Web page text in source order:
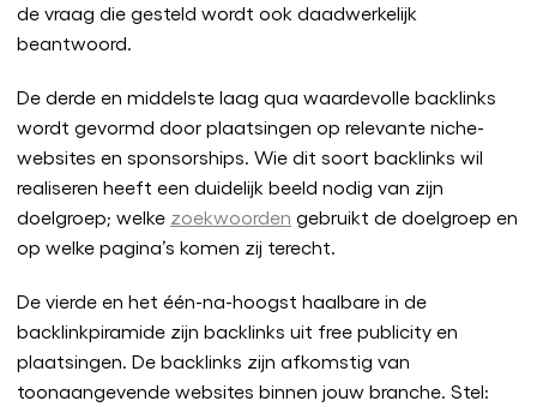
de vraag die gesteld wordt ook daadwerkelijk
beantwoord.
De derde en middelste laag qua waardevolle backlinks
wordt gevormd door plaatsingen op relevante niche-
websites en sponsorships. Wie dit soort backlinks wil
realiseren heeft een duidelijk beeld nodig van zijn
doelgroep; welke zoekwoorden gebruikt de doelgroep en
op welke pagina’s komen zij terecht.
De vierde en het één-na-hoogst haalbare in de
backlinkpiramide zijn backlinks uit free publicity en
plaatsingen. De backlinks zijn afkomstig van
toonaangevende websites binnen jouw branche. Stel: